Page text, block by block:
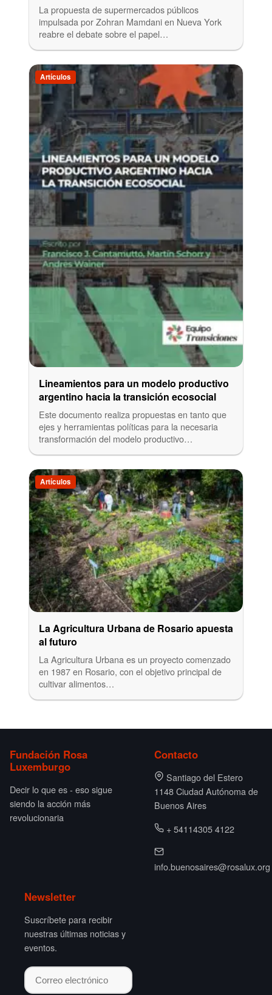
La propuesta de supermercados públicos
impulsada por Zohran Mamdani en Nueva York
reabre el debate sobre el papel…
Artículos
Lineamientos para un modelo productivo
argentino hacia la transición ecosocial
Este documento realiza propuestas en tanto que
ejes y herramientas políticas para la necesaria
transformación del modelo productivo…
Artículos
La Agricultura Urbana de Rosario apuesta
al futuro
La Agricultura Urbana es un proyecto comenzado
en 1987 en Rosario, con el objetivo principal de
cultivar alimentos…
Fundación Rosa
Luxemburgo
Decir lo que es - eso sigue
siendo la acción más
revolucionaria
Contacto
Santiago del Estero
1148 Ciudad Autónoma de
Buenos Aires
+ 54114305 4122
info.buenosaires@rosalux.org
Newsletter
Suscríbete para recibir
nuestras últimas noticias y
eventos.